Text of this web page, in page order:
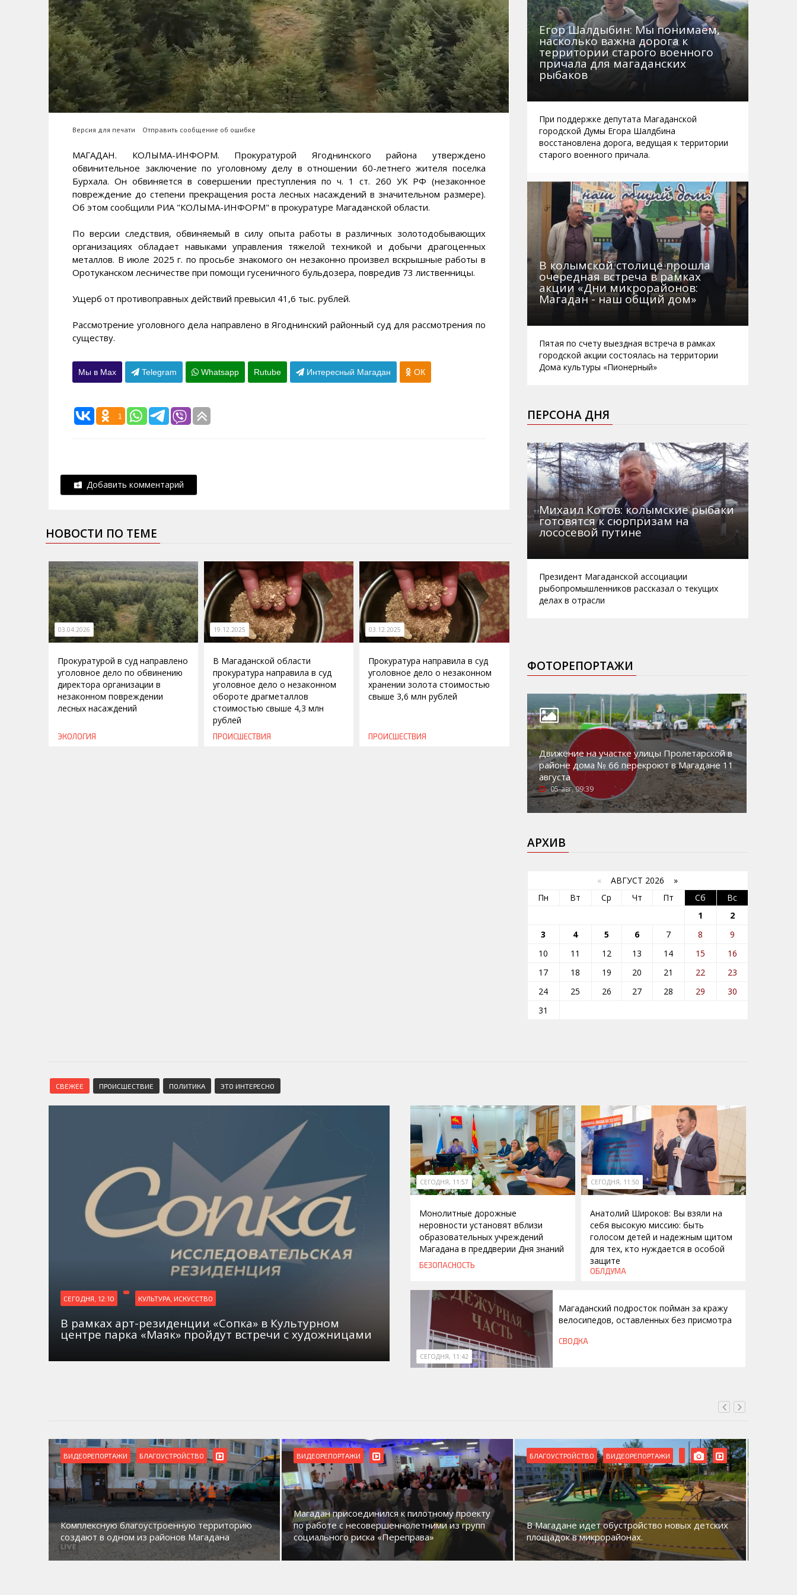
Версия для печати Отправить сообщение об ошибке
МАГАДАН. КОЛЫМА-ИНФОРМ. Прокуратурой Ягоднинского района утверждено
обвинительное заключение по уголовному делу в отношении 60-летнего жителя поселка
Бурхала. Он обвиняется в совершении преступления по ч. 1 ст. 260 УК РФ (незаконное
повреждение до степени прекращения роста лесных насаждений в значительном размере).
Об этом сообщили РИА "КОЛЫМА-ИНФОРМ" в прокуратуре Магаданской области.
По версии следствия, обвиняемый в силу опыта работы в различных золотодобывающих
организациях обладает навыками управления тяжелой техникой и добычи драгоценных
металлов. В июле 2025 г. по просьбе знакомого он незаконно произвел вскрышные работы в
Оротуканском лесничестве при помощи гусеничного бульдозера, повредив 73 лиственницы.
Ущерб от противоправных действий превысил 41,6 тыс. рублей.
Рассмотрение уголовного дела направлено в Ягоднинский районный суд для рассмотрения по
существу.
Мы в Max Telegram Whatsapp Rutube Интересный Магадан ОК
1
Добавить комментарий
НОВОСТИ ПО ТЕМЕ
03.04.2026
Прокуратурой в суд направлено
уголовное дело по обвинению
директора организации в
незаконном повреждении
лесных насаждений
ЭКОЛОГИЯ
19.12.2025
В Магаданской области
прокуратура направила в суд
уголовное дело о незаконном
обороте драгметаллов
стоимостью свыше 4,3 млн
рублей
ПРОИСШЕСТВИЯ
03.12.2025
Прокуратура направила в суд
уголовное дело о незаконном
хранении золота стоимостью
свыше 3,6 млн рублей
ПРОИСШЕСТВИЯ
Егор Шалдыбин: Мы понимаем,
насколько важна дорога к
территории старого военного
причала для магаданских
рыбаков
При поддержке депутата Магаданской
городской Думы Егора Шалдбина
восстановлена дорога, ведущая к территории
старого военного причала.
В колымской столице прошла
очередная встреча в рамках
акции «Дни микрорайонов:
Магадан - наш общий дом»
Пятая по счету выездная встреча в рамках
городской акции состоялась на территории
Дома культуры «Пионерный»
ПЕРСОНА ДНЯ
Михаил Котов: колымские рыбаки
готовятся к сюрпризам на
лососевой путине
Президент Магаданской ассоциации
рыбопромышленников рассказал о текущих
делах в отрасли
ФОТОРЕПОРТАЖИ
Движение на участке улицы Пролетарской в
районе дома № 66 перекроют в Магадане 11
августа
05-авг, 09:39
АРХИВ
« АВГУСТ 2026 »
Пн
Вт Ср Чт Пт Сб
Вс
1
2
3
4 5 6 7 8
9
10
11 12 13 14 15
16
17
18 19 20 21 22
23
24
25 26 27 28 29
30
31
СВЕЖЕЕ ПРОИСШЕСТВИЕ ПОЛИТИКА ЭТО ИНТЕРЕСНО
СЕГОДНЯ, 12:10 КУЛЬТУРА, ИСКУССТВО
В рамках арт-резиденции «Сопка» в Культурном
центре парка «Маяк» пройдут встречи с художницами
СЕГОДНЯ, 11:57
Монолитные дорожные
неровности установят вблизи
образовательных учреждений
Магадана в преддверии Дня знаний
БЕЗОПАСНОСТЬ
СЕГОДНЯ, 11:50
Анатолий Широков: Вы взяли на
себя высокую миссию: быть
голосом детей и надежным щитом
для тех, кто нуждается в особой
защите
ОБЛДУМА
СЕГОДНЯ, 11:42
Магаданский подросток пойман за кражу
велосипедов, оставленных без присмотра
СВОДКА
ВИДЕОРЕПОРТАЖИ БЛАГОУСТРОЙСТВО
Комплексную благоустроенную территорию
создают в одном из районов Магадана
ВИДЕОРЕПОРТАЖИ
Магадан присоединился к пилотному проекту
по работе с несовершеннолетними из групп
социального риска «Переправа»
БЛАГОУСТРОЙСТВО ВИДЕОРЕПОРТАЖИ
В Магадане идет обустройство новых детских
площадок в микрорайонах.